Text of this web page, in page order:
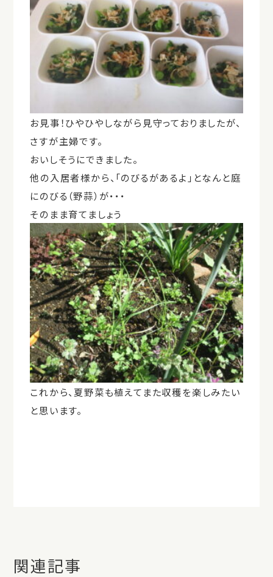
お見事！ひやひやしながら見守っておりましたが、
さすが主婦です。
おいしそうにできました。
他の入居者様から、「のびるがあるよ」となんと庭
にのびる（野蒜）が・・・
そのまま育てましょう
これから、夏野菜も植えてまた収穫を楽しみたい
と思います。
関連記事